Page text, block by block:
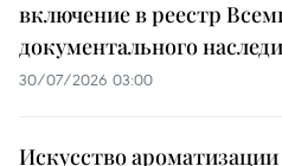
включение в реестр
документального
30/07/2026 03:00
Искусство ароматизации